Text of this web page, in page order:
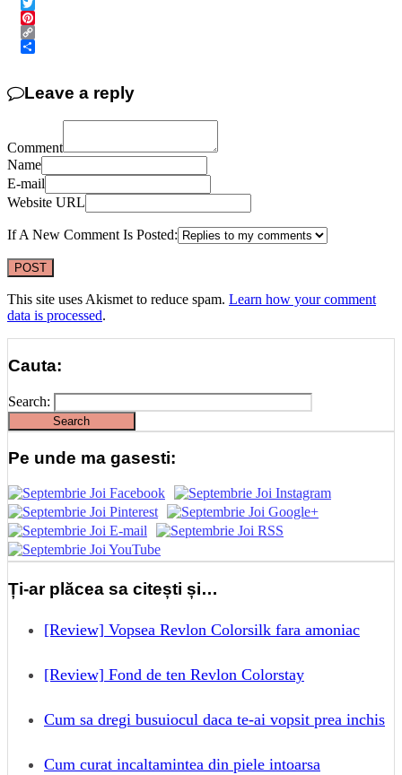
Twitter
Pinterest
Copy
Leave a reply
Comment
Name
E-mail
Website URL
If A New Comment Is Posted:
This site uses Akismet to reduce spam. Learn how your comment
data is processed.
Cauta:
Search:
Pe unde ma gasesti:
Ți-ar plăcea sa citești și…
[Review] Vopsea Revlon Colorsilk fara amoniac
[Review] Fond de ten Revlon Colorstay
Cum sa dregi busuiocul daca te-ai vopsit prea inchis
Cum curat incaltamintea din piele intoarsa